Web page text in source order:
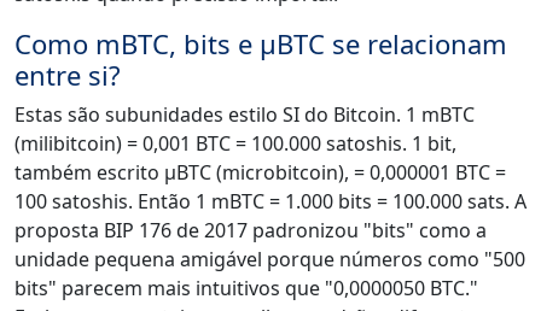
Como mBTC, bits e μBTC se relacionam
entre si?
Estas são subunidades estilo SI do Bitcoin. 1 mBTC
(milibitcoin) = 0,001 BTC = 100.000 satoshis. 1 bit,
também escrito μBTC (microbitcoin), = 0,000001 BTC =
100 satoshis. Então 1 mBTC = 1.000 bits = 100.000 sats. A
proposta BIP 176 de 2017 padronizou "bits" como a
unidade pequena amigável porque números como "500
bits" parecem mais intuitivos que "0,0000050 BTC."